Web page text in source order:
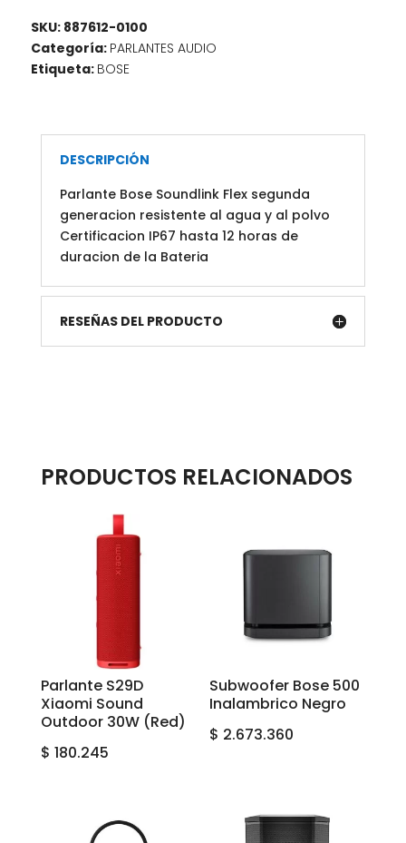
SKU: 887612-0100
Categoría: PARLANTES AUDIO
Etiqueta: BOSE
DESCRIPCIÓN
Parlante Bose Soundlink Flex segunda
generacion resistente al agua y al polvo
Certificacion IP67 hasta 12 horas de
duracion de la Bateria
RESEÑAS DEL PRODUCTO
PRODUCTOS RELACIONADOS
Parlante S29D
Xiaomi Sound
Outdoor 30W (Red)
$ 180.245
Subwoofer Bose 500
Inalambrico Negro
$ 2.673.360